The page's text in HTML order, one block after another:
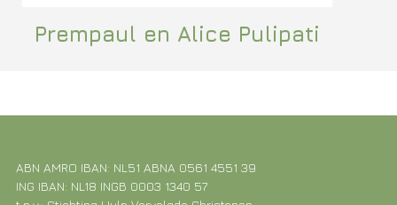
Prempaul en Alice Pulipati
ABN AMRO IBAN: NL51 ABNA 0561 4551 39
ING IBAN: NL18 INGB 0003 1340 57